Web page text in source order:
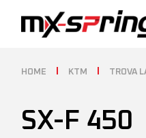
HOME KTM TROVA
SX-F 450